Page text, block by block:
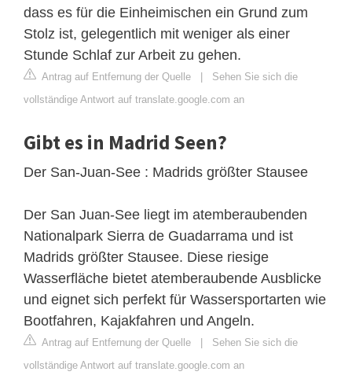
dass es für die Einheimischen ein Grund zum
Stolz ist, gelegentlich mit weniger als einer
Stunde Schlaf zur Arbeit zu gehen.
Antrag auf Entfernung der Quelle | Sehen Sie sich die
vollständige Antwort auf translate.google.com an
Gibt es in Madrid Seen?
Der San-Juan-See : Madrids größter Stausee
Der San Juan-See liegt im atemberaubenden
Nationalpark Sierra de Guadarrama und ist
Madrids größter Stausee. Diese riesige
Wasserfläche bietet atemberaubende Ausblicke
und eignet sich perfekt für Wassersportarten wie
Bootfahren, Kajakfahren und Angeln.
Antrag auf Entfernung der Quelle | Sehen Sie sich die
vollständige Antwort auf translate.google.com an